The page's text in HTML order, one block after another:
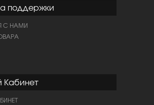
поддержки
С НАМИ
Кабинет